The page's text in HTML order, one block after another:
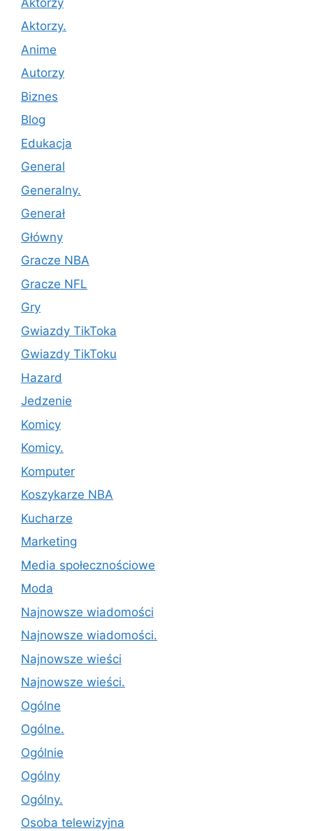
Aktorzy.
Anime
Autorzy
Biznes
Blog
Edukacja
General
Generalny.
Generał
Główny
Gracze NBA
Gracze NFL
Gry
Gwiazdy TikToka
Gwiazdy TikToku
Hazard
Jedzenie
Komicy
Komicy.
Komputer
Koszykarze NBA
Kucharze
Marketing
Media społecznościowe
Moda
Najnowsze wiadomości
Najnowsze wiadomości.
Najnowsze wieści
Najnowsze wieści.
Ogólne
Ogólne.
Ogólnie
Ogólny
Ogólny.
Osoba telewizyjna